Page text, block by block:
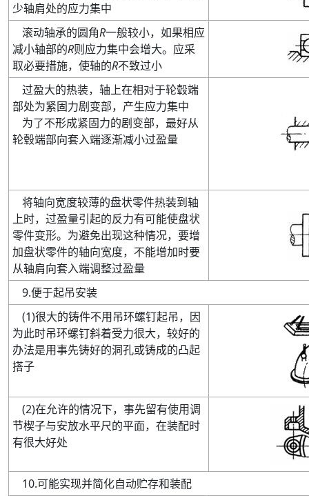
少轴肩处的应力集中
滚动轴承的圆角R一般较小，如果相应
减小轴部的R则应力集中会增大。应采
取必要措施，使轴的R不致过小
过盈大的热装，轴上在相对于轮毂端
部处为紧固力剧变部，产生应力集中
为了不形成紧固力的剧变部，最好从
轮毂端部向套入端逐渐减小过盈量
将轴向宽度较薄的盘状零件热装到轴
上时，过盈量引起的反力有可能使盘状
零件变形。为避免出现这种情况，要增
加盘状零件的轴向宽度，不能增加时要
从轴肩向套入端调整过盈量
9.便于起吊安装
(1)很大的铸件不用吊环螺钉起吊，因
为此时吊环螺钉斜着受力很大，较好的
办法是用事先铸好的洞孔或铸成的凸起
搭子
(2)在允许的情况下，事先留有使用调
节楔子与安放水平尺的平面，在装配时
有很大好处
10.可能实现并简化自动贮存和装配